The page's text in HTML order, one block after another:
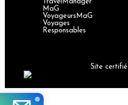
TravelManager
MaG
VoyageursMaG
Voyages
Responsables
Site certifié